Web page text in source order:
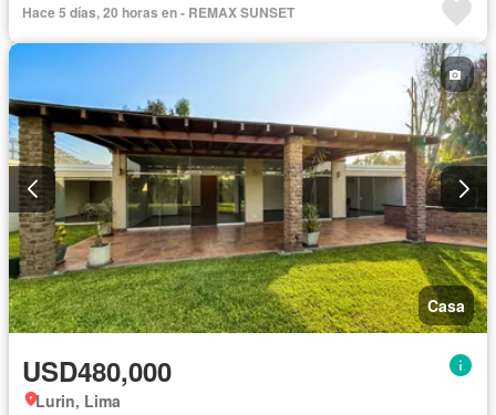
Hace 5 días, 20 horas en - REMAX SUNSET
Casa
USD480,000
Lurin, Lima